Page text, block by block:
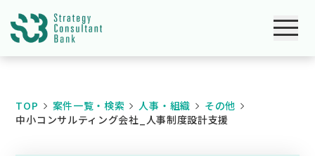
TOP 案件一覧・検索 人事・組織
その他
中小コンサルティング会社_人事制度設計支援